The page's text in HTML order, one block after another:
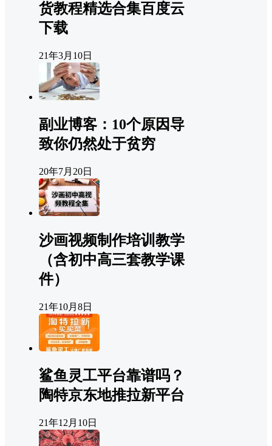
货教程精选合集百度云
下载
21年3月10日
副业博客：10个原因导
致你仍然处于贫穷
20年7月20日
沙画视频制作培训教学
（含初中高三套教学课
件）
21年10月8日
鲨鱼灵工平台靠谱吗？
陶特京东地推拉新平台
21年12月10日